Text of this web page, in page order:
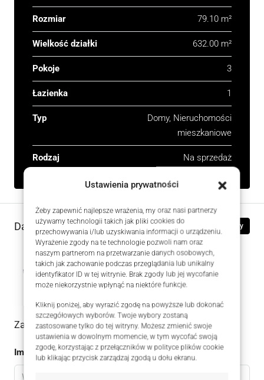
Ustawienia prywatności
Żeby zapewnić najlepsze wrażenia, my oraz nasi partnerzy
używamy technologii takich jak pliki cookies do
przechowywania i/lub uzyskiwania informacji o urządzeniu.
Wyrażenie zgody na te technologie pozwoli nam oraz
naszym partnerom na przetwarzanie danych osobowych,
takich jak zachowanie podczas przeglądania lub unikalny
identyfikator ID w tej witrynie. Brak zgody lub jej wycofanie
może niekorzystnie wpłynąć na niektóre funkcje.
Kliknij poniżej, aby wyrazić zgodę na powyższe lub dokonać
szczegółowych wyborów. Twoje wybory zostaną
zastosowane tylko do tej witryny. Możesz zmienić swoje
ustawienia w dowolnym momencie, w tym wycofać swoją
zgodę, korzystając z przełączników w polityce plików cookie
lub klikając przycisk zarządzaj zgodą u dołu ekranu.
Rozmiar 79.10 m²
Wielkość działki 632.00 m²
Pokoje 3
Łazienka 1
Typ
Domy, Nieruchomości
mieszkaniowe
Rodzaj Na sprzedaż
Dane kontaktowe Zobacz oferty
Robert Afum
+48 511 167 664
Zadaj pytanie do oferty
Imię